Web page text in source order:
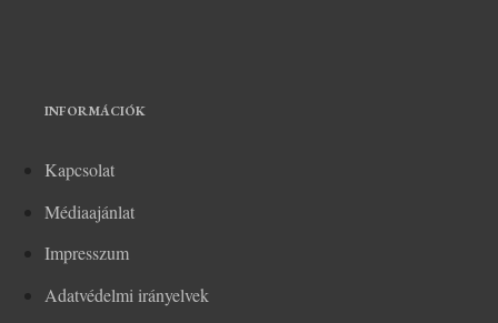
INFORMÁCIÓK
Kapcsolat
Médiaajánlat
Impresszum
Adatvédelmi irányelvek